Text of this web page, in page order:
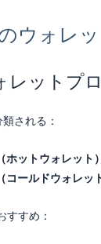
ウォレ
レットプ
される：
ットウォレット）
ールドウォレッ
すすめ：